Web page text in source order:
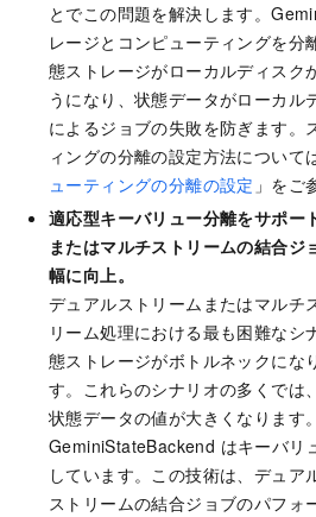
とでこの問題を解決します。
レージとコンピューティングを分
態ストレージがローカルディスク
うになり、状態データがローカル
によるジョブの失敗を防ぎます。
ィングの分離の設定方法について
ューティングの分離の設定 」をご
適応型キーバリュー分離をサポー
またはマルチストリームの結合ジ
幅に向上。
デュアルストリームまたはマルチ
リーム処理における最も困難なシ
態ストレージがボトルネックにな
す。これらのシナリオの多くでは
状態データの値が大きくなります
GeminiStateBackend はキーバリ
しています。この技術は、デュア
ストリームの結合ジョブのパフォ